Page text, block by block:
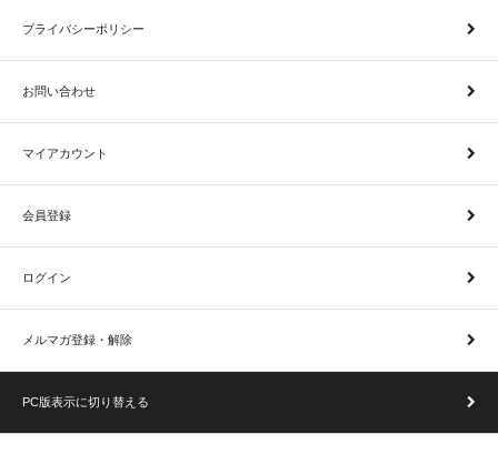
プライバシーポリシー
お問い合わせ
マイアカウント
会員登録
ログイン
メルマガ登録・解除
PC版表示に切り替える